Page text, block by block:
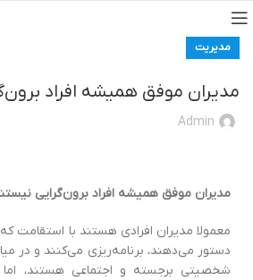
مدیریت
مدیران موفق همیشه افراد
Admin
مدیران موفق همیشه افراد برون‌گرایی
معمولا‌ مديران افرادی هستند با استقامت
دستور می‌دهند‌، برنامه‌ریزی می‌کنند و در
شخصیتی برجسته و اجتماعی هستند‌،